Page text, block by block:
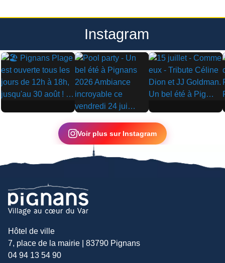
Instagram
▶
▶
▶
Voir plus sur Instagram
Hôtel de ville
7, place de la mairie | 83790 Pignans
04 94 13 54 90